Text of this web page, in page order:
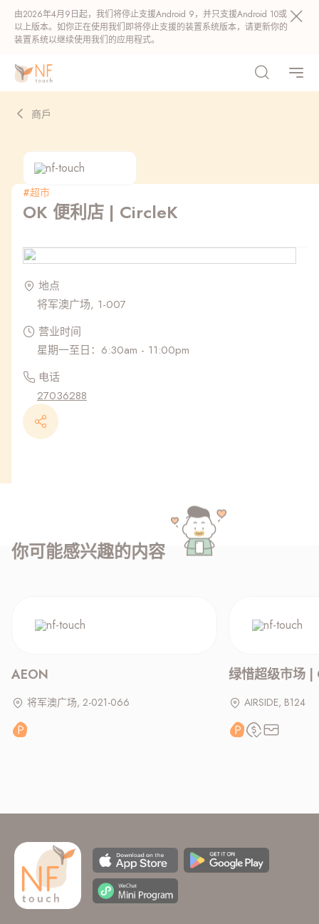
由2026年4月9日起，我们将停止支援Android 9，并只支援Android 10或
以上版本。如你正在使用我们即将停止支援的装置系统版本，请更新你的
装置系统以继续使用我们的应用程式。
热门
NF 种籽
最近搜寻纪录
商戶
#超市
OK 便利店 | CircleK
地点
将军澳广场, 1-007
营业时间
星期一至日：6:30am - 11:00pm
电话
27036288
你可能感兴趣的内容
AEON
将军澳广场, 2-021-066
绿惜超级市场
AIRSIDE, B124